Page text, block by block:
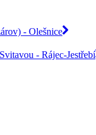
- Olešnice
- Rájec-Jestřebí